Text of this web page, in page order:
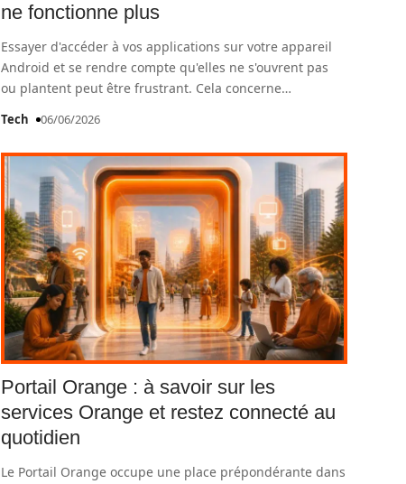
ne fonctionne plus
Essayer d'accéder à vos applications sur votre appareil
Android et se rendre compte qu'elles ne s'ouvrent pas
ou plantent peut être frustrant. Cela concerne…
Tech 06/06/2026
Portail Orange : à savoir sur les
services Orange et restez connecté au
quotidien
Le Portail Orange occupe une place prépondérante dans